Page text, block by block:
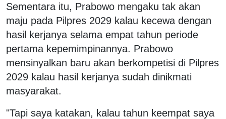
Sementara itu, Prabowo mengaku tak akan
maju pada Pilpres 2029 kalau kecewa dengan
hasil kerjanya selama empat tahun periode
pertama kepemimpinannya. Prabowo
mensinyalkan baru akan berkompetisi di Pilpres
2029 kalau hasil kerjanya sudah dinikmati
masyarakat.
"Tapi saya katakan, kalau tahun keempat saya